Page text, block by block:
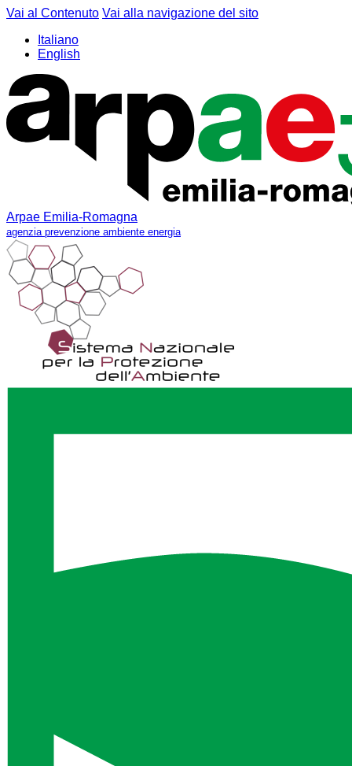
Vai al Contenuto Vai alla navigazione del sito
Italiano
English
Arpae Emilia-Romagna
agenzia prevenzione ambiente energia